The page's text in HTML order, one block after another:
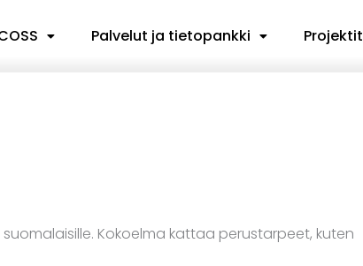
Palvelut ja tietopankki Projektit
Kokoelma kattaa perustarpeet, kuten